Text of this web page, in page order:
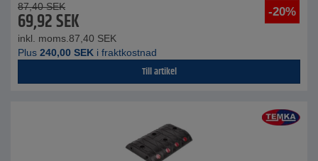
-20%
87,40 SEK
69,92SEK
inkl. moms. 87,40 SEK
Plus 240,00 SEK i fraktkostnad
Till artikel